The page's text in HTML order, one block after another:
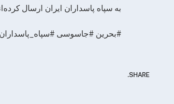
به سپاه پاسداران ایران ارسال
#بحرین #جاسوسی #سپاه_پاسداران
SHARE.